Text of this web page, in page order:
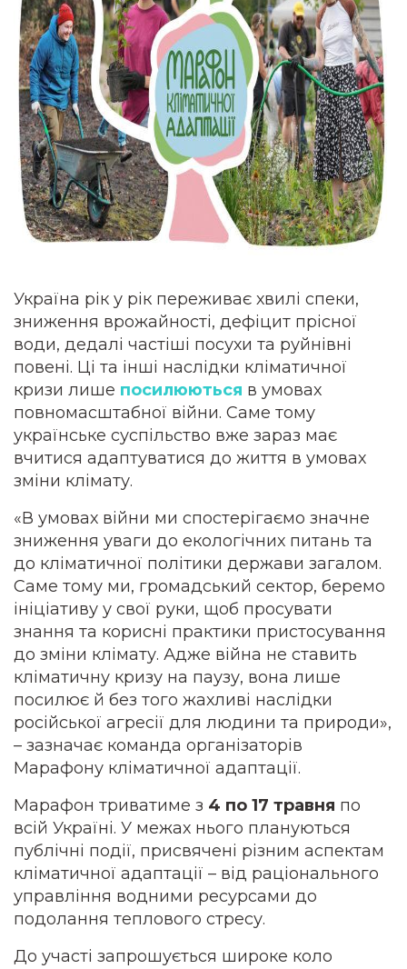
Україна рік у рік переживає хвилі спеки,
зниження врожайності, дефіцит прісної
води, дедалі частіші посухи та руйнівні
повені. Ці та інші наслідки кліматичної
кризи лише посилюються в умовах
повномасштабної війни. Саме тому
українське суспільство вже зараз має
вчитися адаптуватися до життя в умовах
зміни клімату.
«В умовах війни ми спостерігаємо значне
зниження уваги до екологічних питань та
до кліматичної політики держави загалом.
Саме тому ми, громадський сектор, беремо
ініціативу у свої руки, щоб просувати
знання та корисні практики пристосування
до зміни клімату. Адже війна не ставить
кліматичну кризу на паузу, вона лише
посилює й без того жахливі наслідки
російської агресії для людини та природи»,
– зазначає команда організаторів
Марафону кліматичної адаптації.
Марафон триватиме з 4 по 17 травня по
всій Україні. У межах нього плануються
публічні події, присвячені різним аспектам
кліматичної адаптації – від раціонального
управління водними ресурсами до
подолання теплового стресу.
До участі запрошується широке коло